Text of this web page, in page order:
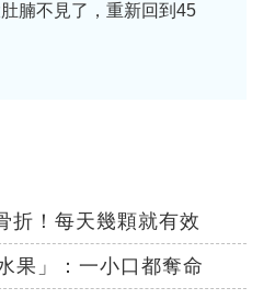
腩不見了，重新回到45
折！每天幾顆就有效
果」：一小口都奪命